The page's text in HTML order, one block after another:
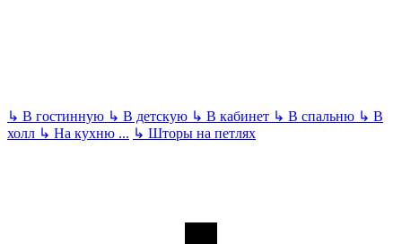
↳ В гостинную ↳ В детскую ↳ В кабинет ↳ В спальню ↳ В
холл ↳ На кухню ... ↳ Шторы на петлях